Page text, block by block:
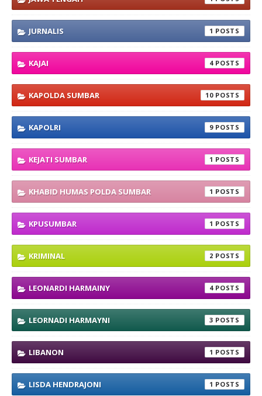
JURNALIS 1
KAJAI 4
KAPOLDA SUMBAR 10
KAPOLRI 9
KEJATI SUMBAR 1
KHABID HUMAS POLDA SUMBAR 1
KPUSUMBAR 1
KRIMINAL 2
LEONARDI HARMAINY 4
LEORNADI HARMAYNI 3
LIBANON 1
LISDA HENDRAJONI 1